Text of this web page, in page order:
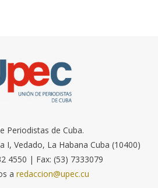
Periodistas de Cuba.
I, Vedado, La Habana Cuba (10400)
4550 | Fax: (53) 7333079
a redaccion@upec.cu